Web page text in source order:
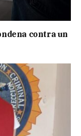
contra un